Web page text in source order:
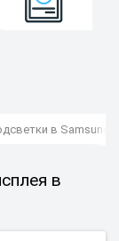
в Samsung
в